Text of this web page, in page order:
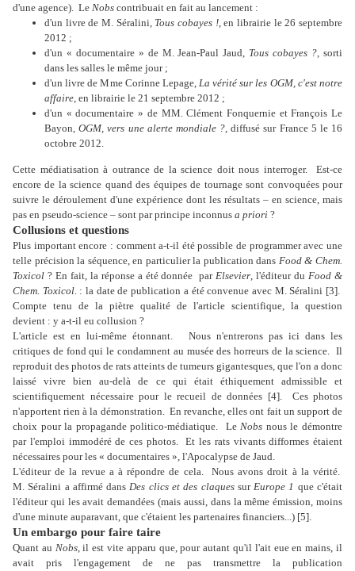
d'une agence). Le Nobs contribuait en fait au lancement :
d'un livre de M. Séralini, Tous cobayes !, en librairie le 26 septembre
2012 ;
d'un « documentaire » de M. Jean-Paul Jaud, Tous cobayes ?, sorti
dans les salles le même jour ;
d'un livre de Mme Corinne Lepage, La vérité sur les OGM, c'est notre
affaire, en librairie le 21 septembre 2012 ;
d'un « documentaire » de MM. Clément Fonquernie et François Le
Bayon,OGM, vers une alerte mondiale ?, diffusé sur France 5 le 16
octobre 2012.
Cette médiatisation à outrance de la science doit nous interroger.
Est-ce
encore de la science quand des équipes de tournage sont convoquées pour
suivre le déroulement d'une expérience dont les résultats – en science, mais
pas en pseudo-science – sont par principe inconnus a priori ?
Collusions et questions
Plus important encore : comment a-t-il été possible de programmer avec une
telle précision la séquence, en particulier la publication dans Food & Chem.
Toxicol ? En fait, la réponse a été donnée parElsevier, l'éditeur duFood &
Chem. Toxicol. : la date de publication a été convenue avec M. Séralini [3].
Compte tenu de la piètre qualité de l'article scientifique, la question
devient : y a-t-il eu collusion ?
L'article est en lui-même étonnant.
Nous n'entrerons pas ici dans les
critiques de fond qui le condamnent au musée des horreurs de la science. Il
reproduit des photos de rats atteints de tumeurs gigantesques, que l'on a donc
laissé vivre bien au-delà de ce qui était éthiquement admissible et
scientifiquement nécessaire pour le recueil de données [4].
Ces photos
n'apportent rien à la démonstration. En revanche, elles ont fait un support de
choix pour la propagande politico-médiatique.
LeNobs nous le démontre
par l'emploi immodéré de ces photos.
Et les rats vivants difformes étaient
nécessaires pour les « documentaires », l'Apocalypse de Jaud.
L'éditeur de la revue a à répondre de cela.
Nous avons droit à la vérité.
M. Séralini a affirmé dansDes clics et des claquessurEurope 1 que c'était
l'éditeur qui les avait demandées (mais aussi, dans la même émission, moins
d'une minute auparavant, que c'étaient les partenaires financiers...) [5].
Un embargo pour faire taire
Quant au Nobs, il est vite apparu que, pour autant qu'il l'ait eue en mains, il
avait pris l'engagement de ne pas transmettre la publication